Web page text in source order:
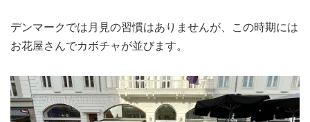
デンマークでは月見の習慣はありませんが、この時期には
お花屋さんでカボチャが並びます。